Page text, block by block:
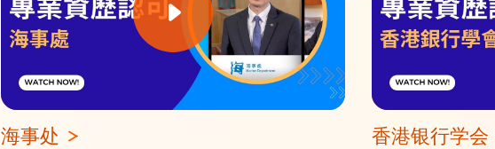
海事处 香港银行学会